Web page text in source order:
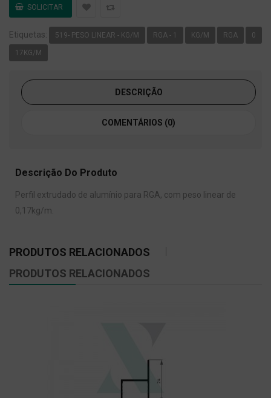
Etiquetas: 519- PESO LINEAR - KG/M RGA - 1 KG/M RGA 0
17KG/M
DESCRIÇÃO
COMENTÁRIOS (0)
Descrição Do Produto
Perfil extrudado de alumínio para RGA, com peso linear de
0,17kg/m.
PRODUTOS RELACIONADOS
PRODUTOS RELACIONADOS